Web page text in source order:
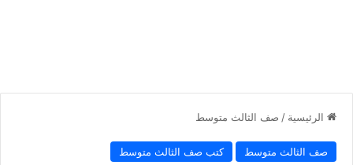
الرئيسية / صف الثالث متوسط
صف الثالث متوسط كتب صف الثالث متوسط